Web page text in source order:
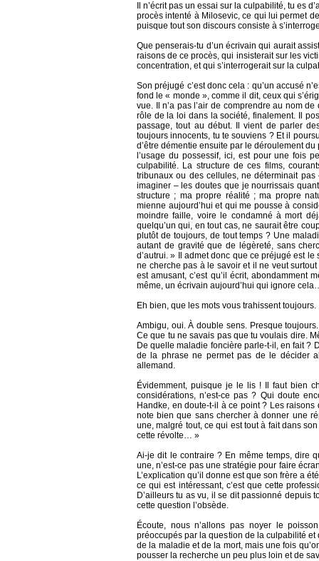
Il n’écrit pas un essai sur la culpabilité, tu es
procès intenté à Milosevic, ce qui lui permet
puisque tout son discours consiste à
Que penserais-tu d’un écrivain qui aurait
raisons de ce procès, qui insisterait sur les
concentration, et qui s’interrogerait sur la
Son préjugé c’est donc cela : qu’un accusé
fond le « monde », comme il dit, ceux qui
vue. Il n’a pas l’air de comprendre au nom
rôle de la loi dans la société, finalement. Il
passage, tout au début. Il vient de parler
toujours innocents, tu te souviens ? Et il
d’être démentie ensuite par le déroulement
l’usage du possessif, ici, est pour une fois
culpabilité. La structure de ces films,
tribunaux ou des cellules, ne déterminait
imaginer – les doutes que je nourrissais
structure ; ma propre réalité ; ma propre
mienne aujourd’hui et qui me pousse à
moindre faille, voire le condamné à mort
quelqu’un qui, en tout cas, ne saurait être
plutôt de toujours, de tout temps ? Une
autant de gravité que de légèreté, sans
d’autrui. » Il admet donc que ce préjugé est
ne cherche pas à le savoir et il ne veut
est amusant, c’est qu’il écrit, abondamment
même, un écrivain aujourd’hui qui ignore
Eh bien, que les mots vous trahissent toujours.
Ambigu, oui. À double sens. Presque
Ce que tu ne savais pas que tu voulais dire.
De quelle maladie foncière parle-t-il, en fait ?
de la phrase ne permet pas de le décider
allemand.
Évidemment, puisque je le lis ! Il faut bien
considérations, n’est-ce pas ? Qui doute
Handke, en doute-t-il à ce point ? Les
note bien que sans chercher à donner une
une, malgré tout, ce qui est tout à fait dans
cette révolte… »
Ai-je dit le contraire ? En même temps, dire
une, n’est-ce pas une stratégie pour faire
L’explication qu’il donne est que son frère a
ce qui est intéressant, c’est que cette
D’ailleurs tu as vu, il se dit passionné depuis
cette question l’obsède.
Écoute, nous n’allons pas noyer le
préoccupés par la question de la culpabilité
de la maladie et de la mort, mais une fois
pousser la recherche un peu plus loin et de